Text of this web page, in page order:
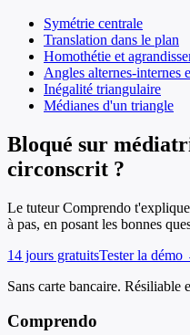
Symétrie centrale
Translation dans le plan
Homothétie et
Angles alternes-internes
Inégalité triangulaire
Médianes d'un triangle
Bloqué sur
circonscrit ?
Le tuteur Comprendo
à pas, en posant les bonnes
14 jours gratuitsTester la démo
Sans carte bancaire. Résiliable
Comprendo